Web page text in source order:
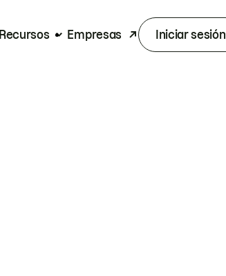
Recursos Empresas Iniciar sesión